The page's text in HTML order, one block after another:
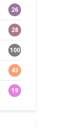
26
28
100
43
19